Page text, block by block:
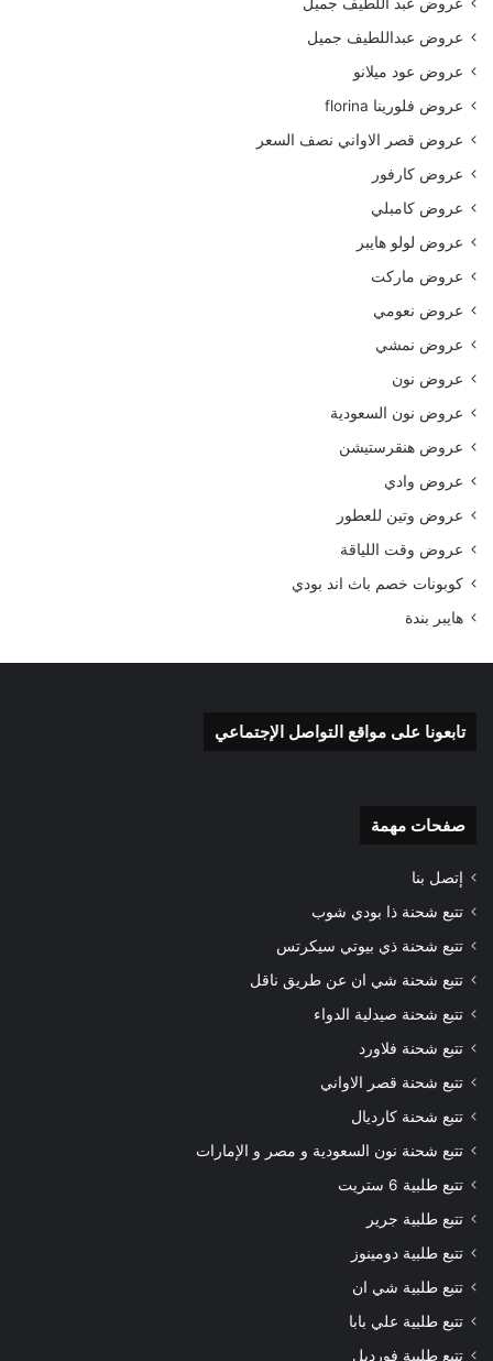
عروض عبداللطيف جميل
عروض عود ميلانو
عروض فلورينا florina
عروض قصر الاواني نصف السعر
عروض كارفور
عروض كامبلي
عروض لولو هايبر
عروض ماركت
عروض نعومي
عروض نمشي
عروض نون
عروض نون السعودية
عروض هنقرستيشن
عروض وادي
عروض وتين للعطور
عروض وقت اللياقة
كوبونات خصم باث اند بودي
هايبر بندة
تابعونا على مواقع التواصل الإجتماعي
صفحات مهمة
إتصل بنا
تتبع شحنة ذا بودي شوب
تتبع شحنة ذي بيوتي سيكرتس
تتبع شحنة شي ان عن طريق ناقل
تتبع شحنة صيدلية الدواء
تتبع شحنة فلاورد
تتبع شحنة قصر الاواني
تتبع شحنة كارديال
تتبع شحنة نون السعودية و مصر و الإمارات
تتبع طلبية 6 ستريت
تتبع طلبية جرير
تتبع طلبية دومينوز
تتبع طلبية شي ان
تتبع طلبية علي بابا
تتبع طلبية فورديل